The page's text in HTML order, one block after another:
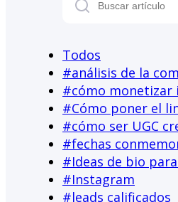
Todos
#análisis de la
#cómo monetizar
#Cómo poner el
#cómo ser UGC
#fechas
#Ideas de bio
#Instagram
#leads calificados